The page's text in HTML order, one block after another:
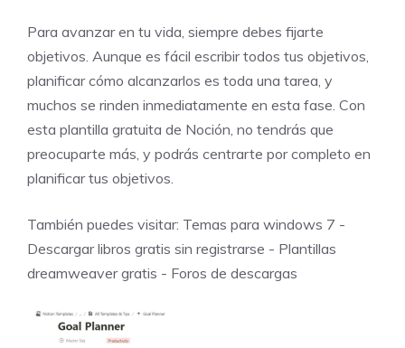
Para avanzar en tu vida, siempre debes fijarte
objetivos. Aunque es fácil escribir todos tus objetivos,
planificar cómo alcanzarlos es toda una tarea, y
muchos se rinden inmediatamente en esta fase. Con
esta plantilla gratuita de Noción, no tendrás que
preocuparte más, y podrás centrarte por completo en
planificar tus objetivos.
También puedes visitar: Temas para windows 7 -
Descargar libros gratis sin registrarse - Plantillas
dreamweaver gratis - Foros de descargas